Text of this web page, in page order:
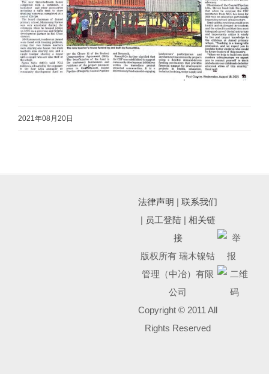
2021年08月20日
法律声明 |联系我们
| 员工登陆| 相关链
接
版权所有 瑞木镍钴
管理（中冶）有限
公司
Copyright © 2011 All
Rights Reserved